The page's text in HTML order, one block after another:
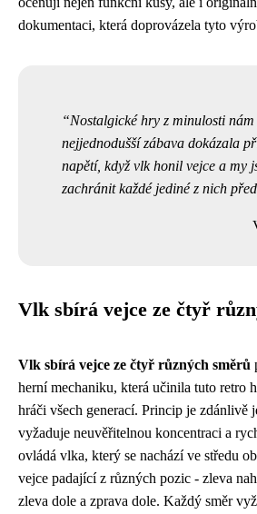
dokumentaci, která doprovázela tyto
Nostalgické hry z minulosti
nejjednodušší zábava dokázala
napětí, když vlk honil vejce a my
zachránit každé jediné z nich
Vlk sbírá vejce ze čtyř
Vlk sbírá vejce ze čtyř různých směrů
herní mechaniku, která učinila tuto retro
hráči všech generací. Princip je zdánlivě
vyžaduje neuvěřitelnou koncentraci a
ovládá vlka, který se nachází ve středu
vejce padající z různých pozic - zleva
zleva dole a zprava dole. Každý směr